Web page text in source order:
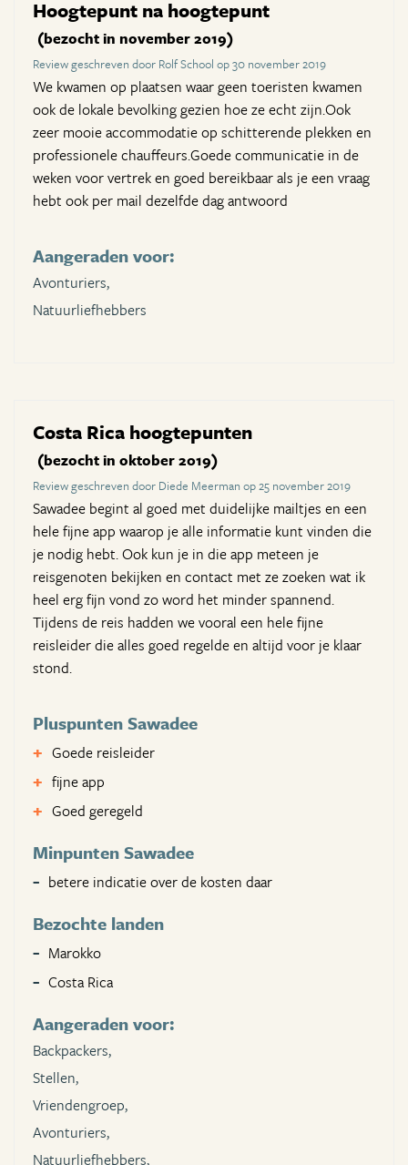
Hoogtepunt na hoogtepunt
(bezocht in november 2019)
Review geschreven door Rolf School op 30 november 2019
We kwamen op plaatsen waar geen toeristen kwamen
ook de lokale bevolking gezien hoe ze echt zijn.Ook
zeer mooie accommodatie op schitterende plekken en
professionele chauffeurs.Goede communicatie in de
weken voor vertrek en goed bereikbaar als je een vraag
hebt ook per mail dezelfde dag antwoord
Aangeraden voor:
Avonturiers,
Natuurliefhebbers
Costa Rica hoogtepunten
(bezocht in oktober 2019)
Review geschreven door Diede Meerman op 25 november 2019
Sawadee begint al goed met duidelijke mailtjes en een
hele fijne app waarop je alle informatie kunt vinden die
je nodig hebt. Ook kun je in die app meteen je
reisgenoten bekijken en contact met ze zoeken wat ik
heel erg fijn vond zo word het minder spannend.
Tijdens de reis hadden we vooral een hele fijne
reisleider die alles goed regelde en altijd voor je klaar
stond.
Pluspunten Sawadee
Goede reisleider
fijne app
Goed geregeld
Minpunten Sawadee
betere indicatie over de kosten daar
Bezochte landen
Marokko
Costa Rica
Aangeraden voor:
Backpackers,
Stellen,
Vriendengroep,
Avonturiers,
Natuurliefhebbers,